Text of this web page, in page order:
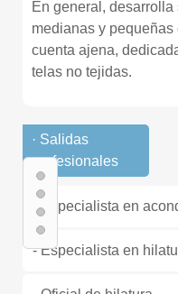
En general,
medianas y
cuenta ajena,
telas no tejidas.
· Salidas
profesionales
- Especialista en
- Especialista en